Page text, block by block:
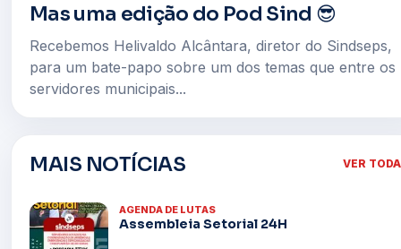
Mas uma edição do Pod Sind 😎
Recebemos Helivaldo Alcântara, diretor do Sindseps,
para um bate-papo sobre um dos temas que entre os
servidores municipais...
MAIS NOTÍCIAS VER
AGENDA DE LUTAS
Assembleia Setorial 24H